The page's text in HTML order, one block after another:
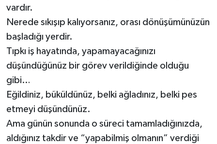
vardır.
Nerede sıkışıp kalıyorsanız, orası dönüşümünüzün
başladığı yerdir.
Tıpkı iş hayatında, yapamayacağınızı
düşündüğünüz bir görev verildiğinde olduğu
gibi…
Eğildiniz, büküldünüz, belki ağladınız, belki pes
etmeyi düşündünüz.
Ama günün sonunda o süreci tamamladığınızda,
aldığınız takdir ve “yapabilmiş olmanın” verdiği
Okul Gazetesi